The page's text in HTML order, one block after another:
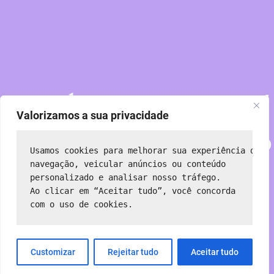
Valorizamos a sua privacidade
Usamos cookies para melhorar sua experiência de
navegação, veicular anúncios ou conteúdo
personalizado e analisar nosso tráfego.
Ao clicar em “Aceitar tudo”, você concorda
com o uso de cookies.
Customizar Rejeitar tudo Aceitar tudo
Perdoe nossa poeira!
Estamos trabalhando
em algo incrível —
volte em breve!